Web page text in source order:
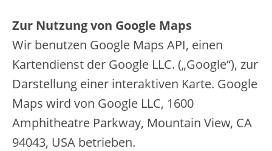
Zur Nutzung von Google Maps
Wir benutzen Google Maps API, einen
Kartendienst der Google LLC. („Google“), zur
Darstellung einer interaktiven Karte. Google
Maps wird von Google LLC, 1600
Amphitheatre Parkway, Mountain View, CA
94043, USA betrieben.